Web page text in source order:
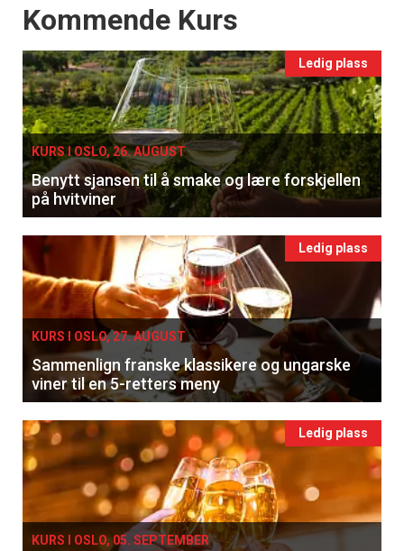
×
Få ukentlige nyhetsbrev fra
Apéritif
Vi tilbyr flere ukentlige nyhetsbrev. Du
kan fritt velge hvilke du ønsker å få
tilsendt.
Registrer deg
Events
Kommende Kurs
Ledig plass
KURS I OSLO, 26. AUGUST
Benytt sjansen til å smake og lære forskjellen
på hvitviner
Ledig plass
KURS I OSLO, 27. AUGUST
Sammenlign franske klassikere og ungarske
viner til en 5-retters meny
Ledig plass
KURS I OSLO, 05. SEPTEMBER